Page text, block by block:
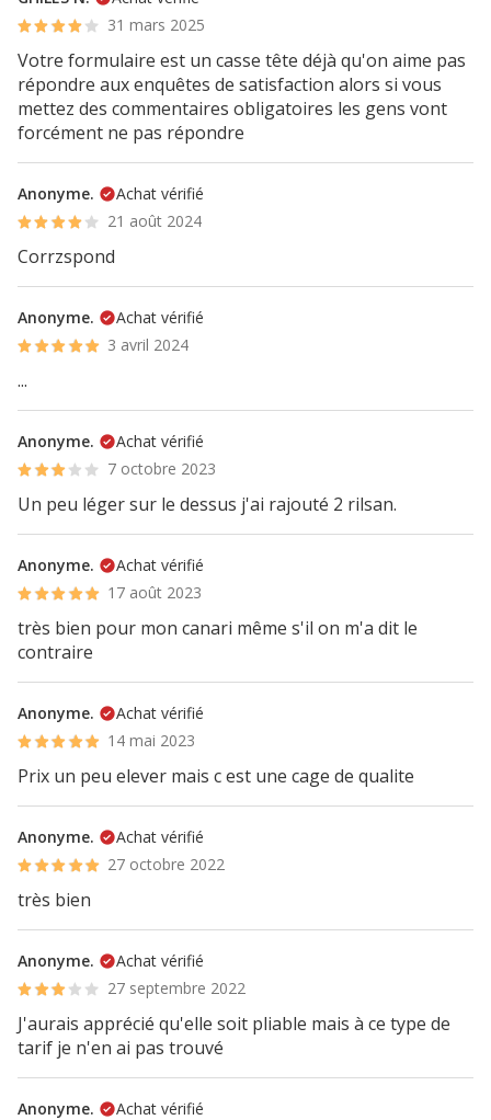
31 mars 2025
Votre formulaire est un casse tête déjà qu'on aime pas
répondre aux enquêtes de satisfaction alors si vous
mettez des commentaires obligatoires les gens vont
forcément ne pas répondre
Anonyme.
Achat vérifié
21 août 2024
Corrzspond
Anonyme.
Achat vérifié
3 avril 2024
...
Anonyme.
Achat vérifié
7 octobre 2023
Un peu léger sur le dessus j'ai rajouté 2 rilsan.
Anonyme.
Achat vérifié
17 août 2023
très bien pour mon canari même s'il on m'a dit le
contraire
Anonyme.
Achat vérifié
14 mai 2023
Prix un peu elever mais c est une cage de qualite
Anonyme.
Achat vérifié
27 octobre 2022
très bien
Anonyme.
Achat vérifié
27 septembre 2022
J'aurais apprécié qu'elle soit pliable mais à ce type de
tarif je n'en ai pas trouvé
Anonyme.
Achat vérifié